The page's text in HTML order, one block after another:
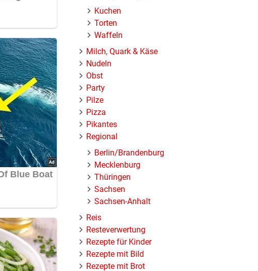
Kuchen
Torten
Waffeln
Milch, Quark & Käse
Nudeln
Obst
Party
Pilze
Pizza
Pikantes
Regional
Berlin/Brandenburg
Mecklenburg
Thüringen
Sachsen
Sachsen-Anhalt
Reis
Resteverwertung
Rezepte für Kinder
Rezepte mit Bild
Rezepte mit Brot